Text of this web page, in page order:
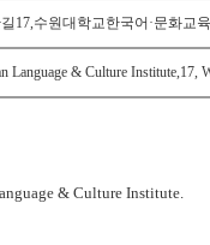
17,수원대학교한국어 ·문화교
Language & Culture Institute,17,
& Culture Institute.